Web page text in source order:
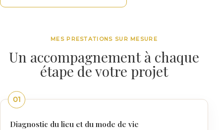
MES PRESTATIONS SUR MESURE
Un accompagnement à chaque
étape de votre projet
01
Diagnostic du lieu et du mode de vie